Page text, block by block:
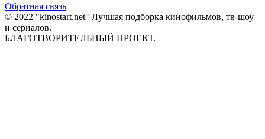
Обратная связь
© 2022 "kinostart.net" Лучшая подборка кинофильмов, тв-шоу
и сериалов.
БЛАГОТВОРИТЕЛЬНЫЙ ПРОЕКТ.